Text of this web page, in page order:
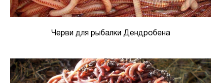
Черви для рыбалки Дендробена